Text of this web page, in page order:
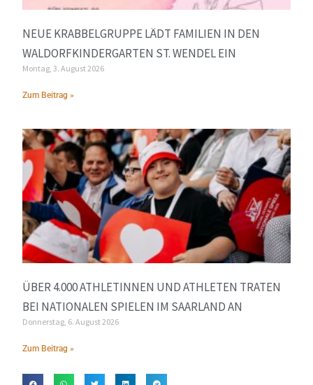
NEUE KRABBELGRUPPE LÄDT FAMILIEN IN DEN
WALDORFKINDERGARTEN ST. WENDEL EIN
Montag, 3. August 2026
Zum Beitrag »
ÜBER 4.000 ATHLETINNEN UND ATHLETEN TRATEN
BEI NATIONALEN SPIELEN IM SAARLAND AN
Donnerstag, 6. August 2026
Zum Beitrag »